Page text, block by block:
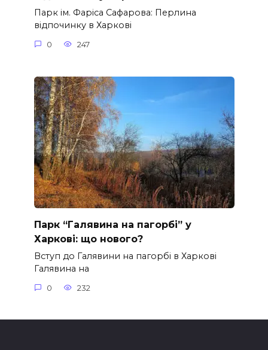
Парк ім. Фаріса Сафарова: Перлина
відпочинку в Харкові
0 247
Парк “Галявина на пагорбі” у
Харкові: що нового?
Вступ до Галявини на пагорбі в Харкові
Галявина на
0 232